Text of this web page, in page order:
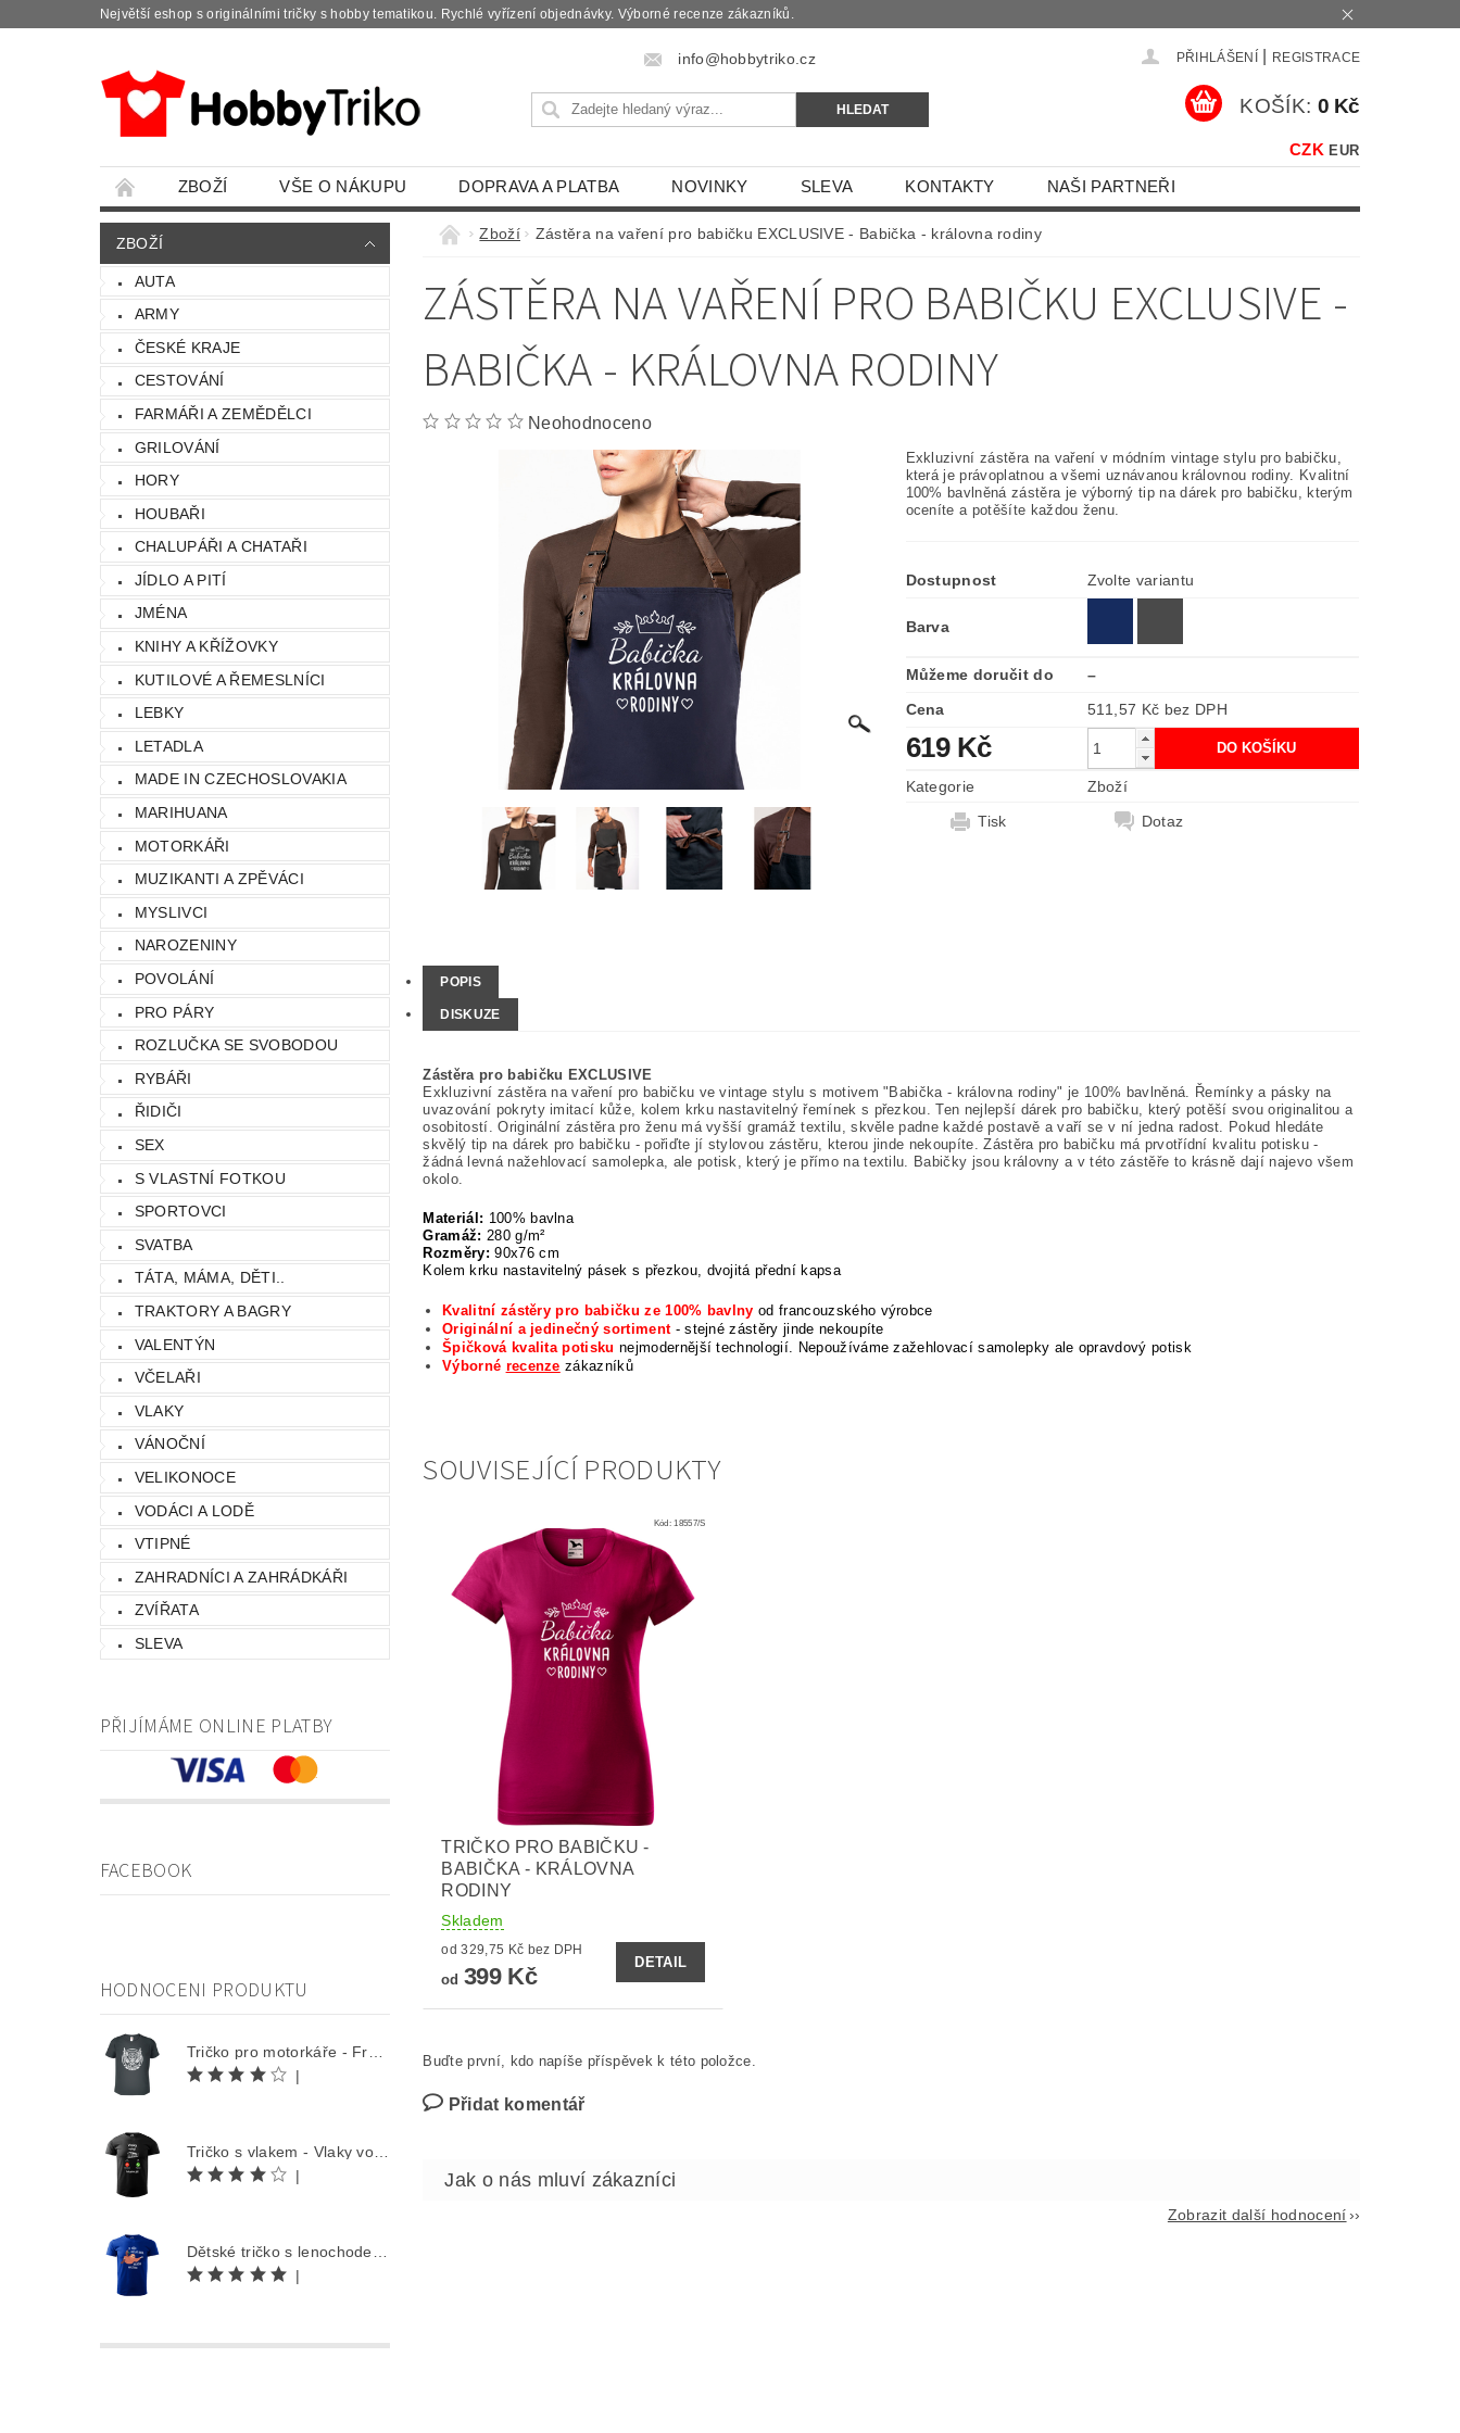
Největší eshop s originálními tričky s hobby tematikou. Rychlé vyřízení objednávky. Výborné recenze zákazníků.
info@hobbytriko.cz PŘIHLÁŠENÍ REGISTRACE
CZK EUR
KOŠÍK: 0 Kč
ZBOŽÍ VŠE O NÁKUPU DOPRAVA A PLATBA NOVINKY SLEVA KONTAKTY NAŠI PARTNEŘI
ZBOŽÍ
AUTA
ARMY
ČESKÉ KRAJE
CESTOVÁNÍ
FARMÁŘI A ZEMĚDĚLCI
GRILOVÁNÍ
HORY
HOUBAŘI
CHALUPÁŘI A CHATAŘI
JÍDLO A PITÍ
JMÉNA
KNIHY A KŘÍŽOVKY
KUTILOVÉ A ŘEMESLNÍCI
LEBKY
LETADLA
MADE IN CZECHOSLOVAKIA
MARIHUANA
MOTORKÁŘI
MUZIKANTI A ZPĚVÁCI
MYSLIVCI
NAROZENINY
POVOLÁNÍ
PRO PÁRY
ROZLUČKA SE SVOBODOU
RYBÁŘI
ŘIDIČI
SEX
S VLASTNÍ FOTKOU
SPORTOVCI
SVATBA
TÁTA, MÁMA, DĚTI..
TRAKTORY A BAGRY
VALENTÝN
VČELAŘI
VLAKY
VÁNOČNÍ
VELIKONOCE
VODÁCI A LODĚ
VTIPNÉ
ZAHRADNÍCI A ZAHRÁDKÁŘI
ZVÍŘATA
SLEVA
PŘIJÍMÁME ONLINE PLATBY
FACEBOOK
HODNOCENI PRODUKTU
|
|
|
Zboží Zástěra na vaření pro babičku EXCLUSIVE - Babička - královna rodiny
ZÁSTĚRA NA VAŘENÍ PRO BABIČKU EXCLUSIVE -
BABIČKA - KRÁLOVNA RODINY
Neohodnoceno
Exkluzivní zástěra na vaření v módním vintage stylu pro babičku,
která je právoplatnou a všemi uznávanou královnou rodiny. Kvalitní
100% bavlněná zástěra je výborný tip na dárek pro babičku, kterým
oceníte a potěšíte každou ženu.
Dostupnost Zvolte variantu
Barva
Můžeme doručit do
–
Cena
511,57 Kč bez DPH
619 Kč
Kategorie
Zboží
Tisk
Dotaz
POPIS
DISKUZE
Zástěra pro babičku EXCLUSIVE
Exkluzivní zástěra na vaření pro babičku ve vintage stylu s motivem "Babička - královna rodiny" je 100% bavlněná. Řemínky a pásky na
uvazování pokryty imitací kůže, kolem krku nastavitelný řemínek s přezkou. Ten nejlepší dárek pro babičku, který potěší svou originalitou a
osobitostí. Originální zástěra pro ženu má vyšší gramáž textilu, skvěle padne každé postavě a vaří se v ní jedna radost. Pokud hledáte
skvělý tip na dárek pro babičku - pořiďte jí stylovou zástěru, kterou jinde nekoupíte. Zástěra pro babičku má prvotřídní kvalitu potisku -
žádná levná nažehlovací samolepka, ale potisk, který je přímo na textilu. Babičky jsou královny a v této zástěře to krásně dají najevo všem
okolo.
Materiál: 100% bavlna
Gramáž: 280 g/m²
Rozměry: 90x76 cm
Kolem krku nastavitelný pásek s přezkou, dvojitá přední kapsa
Kvalitní zástěry pro babičku ze 100% bavlnyod francouzského výrobce
Originální a jedinečný sortiment - stejné zástěry jinde nekoupíte
Špičková kvalita potisku nejmodernější technologií. Nepoužíváme zažehlovací samolepky ale opravdový potisk
Výborné recenze zákazníků
SOUVISEJÍCÍ PRODUKTY
Kód:18557/S
TRIČKO PRO BABIČKU -
BABIČKA - KRÁLOVNA
RODINY
Skladem
od 329,75 Kč bez DPH
od 399 Kč
DETAIL
Buďte první, kdo napíše příspěvek k této položce.
Přidat komentář
Zobrazit další hodnocení